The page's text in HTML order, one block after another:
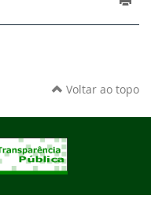
Voltar ao topo